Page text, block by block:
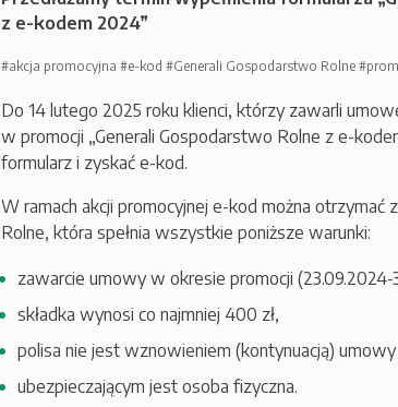
z e-kodem 2024”
#akcja promocyjna #e-kod #Generali Gospodarstwo Rolne
Do 14 lutego 2025 roku klienci, którzy zawarli
w promocji „Generali Gospodarstwo Rolne z e-
formularz i zyskać e-kod.
W ramach akcji promocyjnej e-kod można otrzymać
Rolne, która spełnia wszystkie poniższe warunki:
zawarcie umowy w okresie promocji (23.09.2024-
składka wynosi co najmniej 400 zł,
polisa nie jest wznowieniem (kontynuacją)
ubezpieczającym jest osoba fizyczna.